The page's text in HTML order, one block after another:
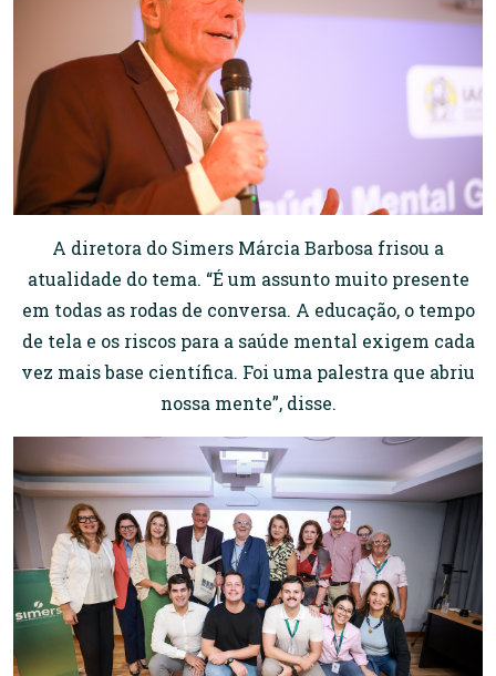
A diretora do Simers Márcia Barbosa frisou a
atualidade do tema. “É um assunto muito presente
em todas as rodas de conversa. A educação, o tempo
de tela e os riscos para a saúde mental exigem cada
vez mais base científica. Foi uma palestra que abriu
nossa mente”, disse.